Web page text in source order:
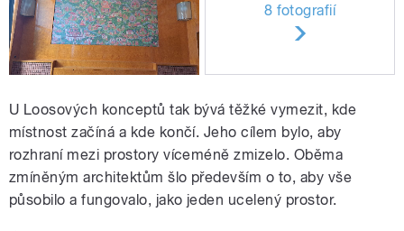
8 fotografií
U Loosových konceptů tak bývá těžké vymezit, kde
místnost začíná a kde končí. Jeho cílem bylo, aby
rozhraní mezi prostory víceméně zmizelo. Oběma
zmíněným architektům šlo především o to, aby vše
působilo a fungovalo, jako jeden ucelený prostor.